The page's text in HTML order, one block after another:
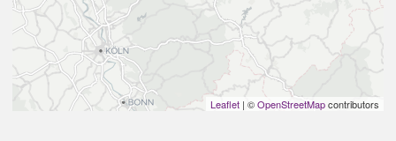
Leaflet | ©OpenStreetMapcontributors